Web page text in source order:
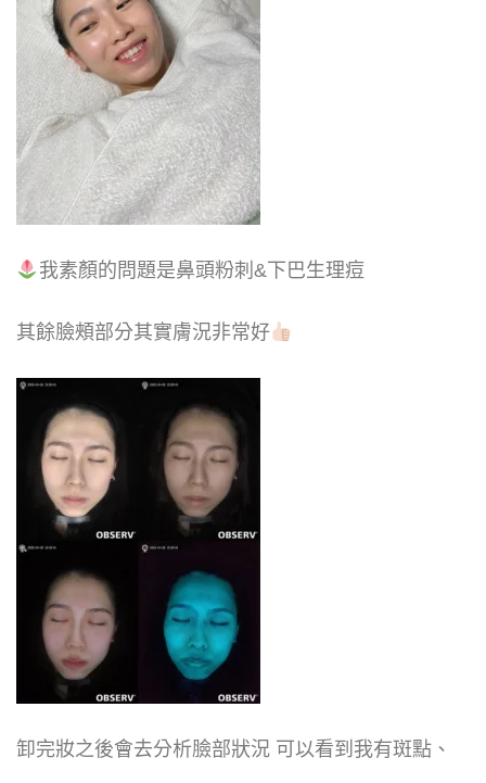
我素顏的問題是鼻頭粉刺&下巴生理痘
其餘臉頰部分其實膚況非常好
卸完妝之後會去分析臉部狀況 可以看到我有斑點、